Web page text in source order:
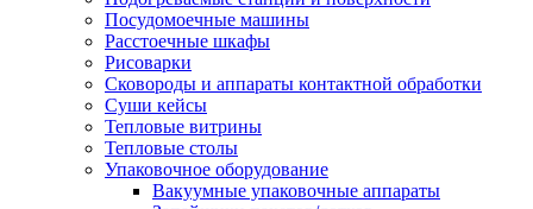
Посудомоечные машины
Расстоечные шкафы
Рисоварки
Сковороды и аппараты контактной обработки
Суши кейсы
Тепловые витрины
Тепловые столы
Упаковочное оборудование
Вакуумные упаковочные аппараты